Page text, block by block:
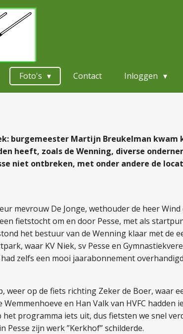
Foto's Contact Inloggen
burgemeester Martijn Breukelman kwam
heeft, zoals de Wenning, diverse
niet ontbreken, met onder andere de
mevrouw De Jonge, wethouder de heer
fietstocht om en door Pesse, met als
het bestuur van de Wenning klaar met de
waar KV Niek, sv Pesse en
zelfs een mooi jaarabonnement
weer op de fiets richting Zeker de Boer, waar
en Han Valk van HVFC hadden
programma iets uit, dus fietsten we snel
zijn werk ”Kerkhof” schilderde.